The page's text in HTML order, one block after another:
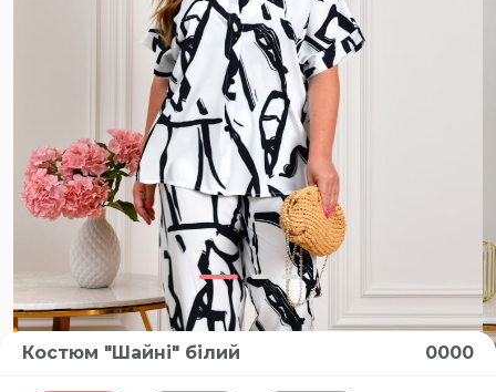
Костюм "Шайні" білий 0000